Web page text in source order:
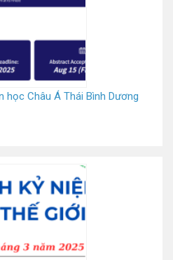
học Châu Á Thái Bình Dương